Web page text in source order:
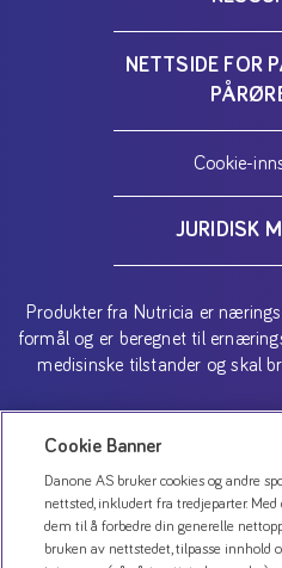
NETTSIDE FOR
Cookie-
JURIDISK
Produkter fra Nutricia er
formål og er beregnet til
medisinske tilstander og skal
Copyright (C)
Cookie Banner
Danone AS bruker cookies og andre
nettsted, inkludert fra tredjeparter.
dem til å forbedre din generelle
bruken av nettstedet, tilpasse innhold